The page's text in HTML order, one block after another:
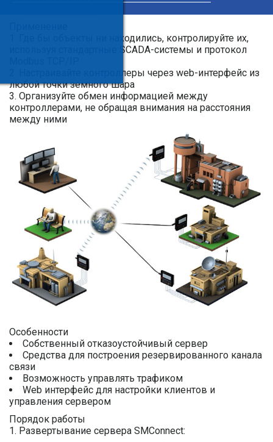
Где бы объекты ни находились, контролируйте их,
используя стандартные SCADA-системы и протокол
Настраивайте контроллеры через web-интерфейс из
любой точки земного шара
Организуйте обмен информацией между
контроллерами, не обращая внимания на расстояния
между ними
Особенности
Собственный отказоустойчивый сервер
Средства для построения резервированного канала
связи
Возможность управлять трафиком
Web интерфейс для настройки клиентов и
управления сервером
Порядок работы
Развертывание сервера SMConnect: